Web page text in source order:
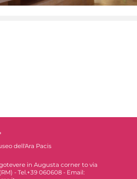
dell'Ara Pacis
in Augusta corner to via
- Tel.+39 060608 - Email: